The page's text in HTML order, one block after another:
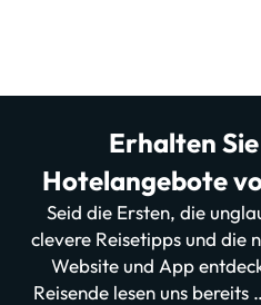
Erhalten
Hotelangebote
Seid die Ersten, die
clevere Reisetipps und die
Website und App
Reisende lesen uns